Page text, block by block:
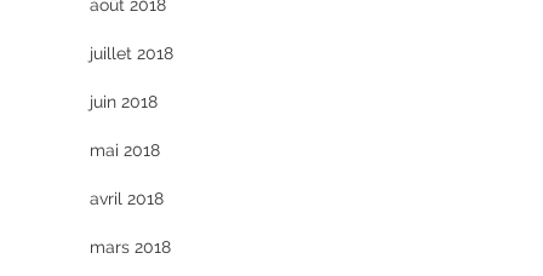
août 2018
juillet 2018
juin 2018
mai 2018
avril 2018
mars 2018